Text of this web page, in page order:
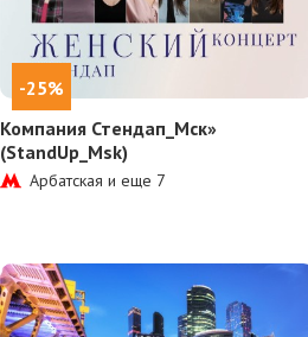
-25%
Компания Стендап_Мск»
(StandUp_Msk)
Арбатская и еще 7